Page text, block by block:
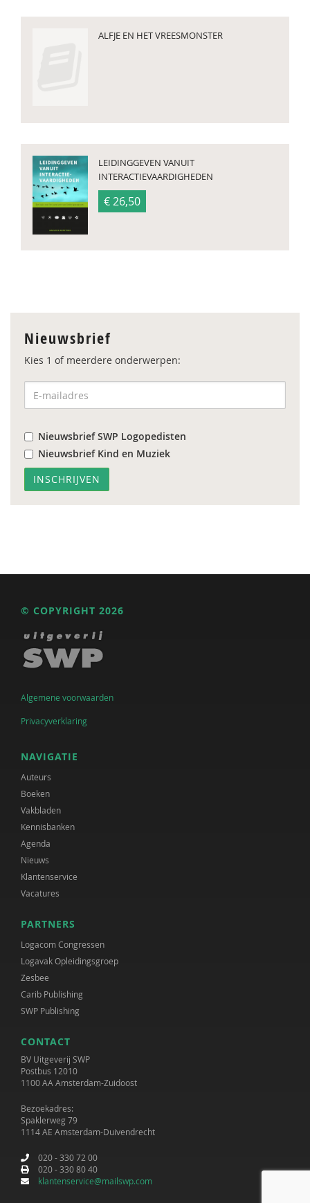
ALFJE EN HET VREESMONSTER
LEIDINGGEVEN VANUIT
INTERACTIEVAARDIGHEDEN
€ 26,50
Nieuwsbrief
Kies 1 of meerdere onderwerpen:
Nieuwsbrief SWP Logopedisten
Nieuwsbrief Kind en Muziek
© COPYRIGHT 2026
Algemene voorwaarden
Privacyverklaring
NAVIGATIE
Auteurs
Boeken
Vakbladen
Kennisbanken
Agenda
Nieuws
Klantenservice
Vacatures
PARTNERS
Logacom Congressen
Logavak Opleidingsgroep
Zesbee
Carib Publishing
SWP Publishing
CONTACT
BV Uitgeverij SWP
Postbus 12010
1100 AA Amsterdam-Zuidoost
Bezoekadres:
Spaklerweg 79
1114 AE Amsterdam-Duivendrecht
020 - 330 72 00
020 - 330 80 40
klantenservice@mailswp.com